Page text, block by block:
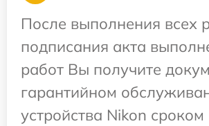
После выполнения всех
подписания акта
работ Вы получите
гарантийном
устройства Nikon